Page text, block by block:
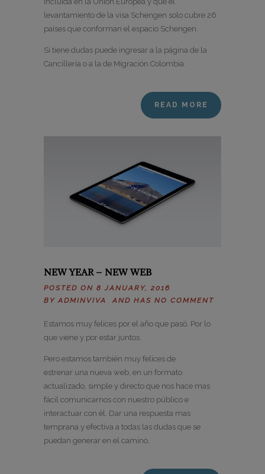
levantamiento de la visa Schengen solo cubre 26
países que conforman el espacio Schengen.
Si tiene dudas puede ingresar a la página de la
Cancillería o a la de Migración Colombia.
READ MORE
NEW YEAR – NEW WEB
POSTED ON 8 JANUARY, 2016
BYADMINVIVA AND HAS NO COMMENT
Estamos muy felices por el año que pasó. Por lo
que viene y por estar juntos.
Pero estamos también muy felices de
estrenar una nueva web, en un formato
actualizado, simple y directo que nos hace mas
fácil comunicarnos con nuestro público e
interactuar con él. Dar una respuesta mas
temprana y efectiva a todas las dudas que se
puedan generar en el camino.